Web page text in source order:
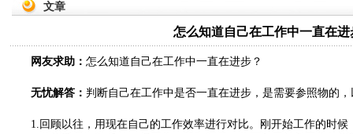
文章
怎么知道自己在工作中一直在进
网友求助： 怎么知道自己在工作中一直在进步？
无忧解答： 判断自己在工作中是否一直在进步，是需要参照物的
1.回顾以往，用现在自己的工作效率进行对比。刚开始工作的时候